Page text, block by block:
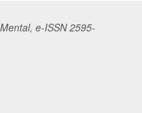
e-ISSN 2595-